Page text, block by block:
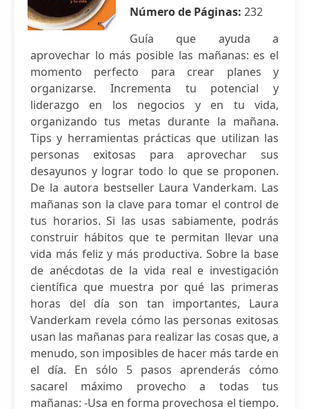
Número de Páginas: 232
Guía que ayuda a
aprovechar lo más posible las mañanas: es el
momento perfecto para crear planes y
organizarse. Incrementa tu potencial y
liderazgo en los negocios y en tu vida,
organizando tus metas durante la mañana.
Tips y herramientas prácticas que utilizan las
personas exitosas para aprovechar sus
desayunos y lograr todo lo que se proponen.
De la autora bestseller Laura Vanderkam. Las
mañanas son la clave para tomar el control de
tus horarios. Si las usas sabiamente, podrás
construir hábitos que te permitan llevar una
vida más feliz y más productiva. Sobre la base
de anécdotas de la vida real e investigación
científica que muestra por qué las primeras
horas del día son tan importantes, Laura
Vanderkam revela cómo las personas exitosas
usan las mañanas para realizar las cosas que, a
menudo, son imposibles de hacer más tarde en
el día. En sólo 5 pasos aprenderás cómo
sacarel máximo provecho a todas tus
mañanas: -Usa en forma provechosa el tiempo.